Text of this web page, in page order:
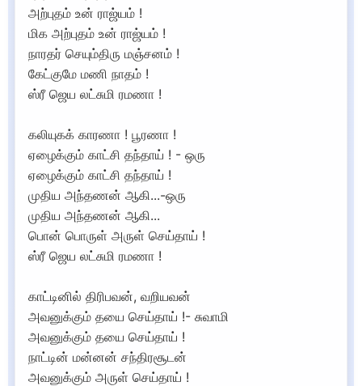
அற்புதம் உன் ராஜ்யம் !
மிக அற்புதம் உன் ராஜ்யம் !
நாரதர் செயும்திரு மஞ்சனம் !
கேட்குமே மணி நாதம் !
ஸ்ரீ ஜெய லட்சுமி ரமணா !
கலியுகக் காரணா ! பூரணா !
ஏழைக்கும் காட்சி தந்தாய் ! - ஒரு
ஏழைக்கும் காட்சி தந்தாய் !
முதிய அந்தணன் ஆகி...-ஒரு
முதிய அந்தணன் ஆகி...
பொன் பொருள் அருள் செய்தாய் !
ஸ்ரீ ஜெய லட்சுமி ரமணா !
காட்டினில் திரிபவன், வறியவன்
அவனுக்கும் தயை செய்தாய் !- சுவாமி
அவனுக்கும் தயை செய்தாய் !
நாட்டின் மன்னன் சந்திரசூடன்
அவனுக்கும் அருள் செய்தாய் !